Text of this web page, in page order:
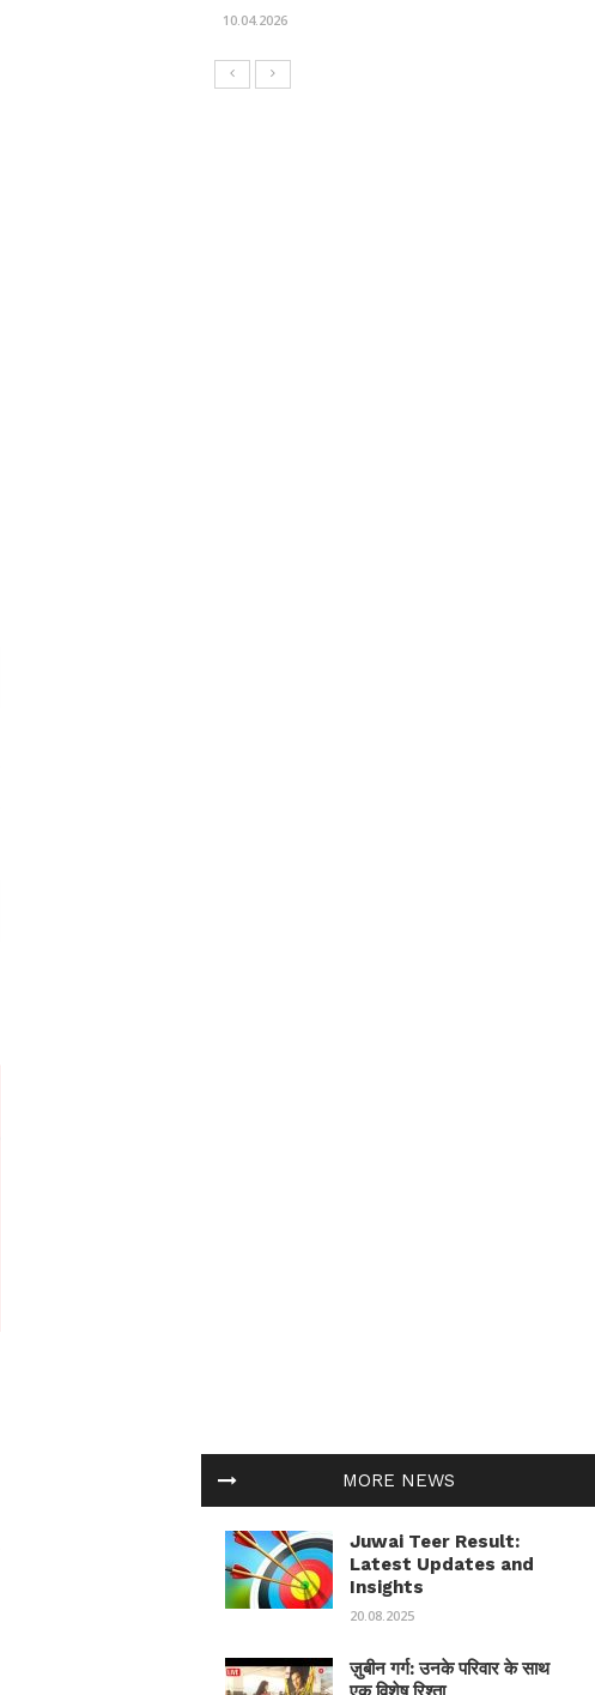
MORE NEWS
Juwai Teer Result:
Latest Updates and
Insights
20.08.2025
ज़ुबीन गर्ग: उनके परिवार के साथ
10.04.2026